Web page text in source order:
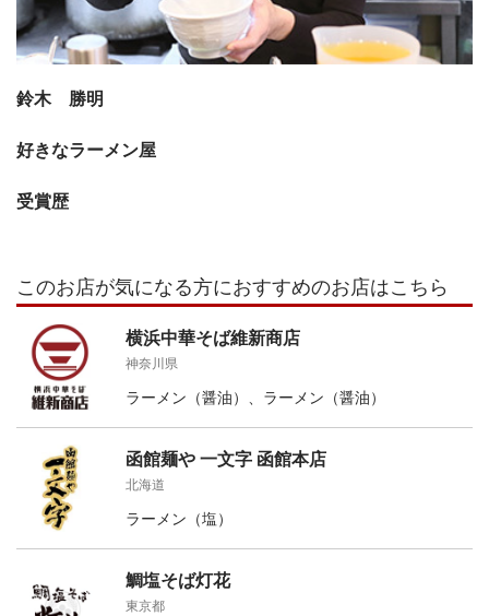
鈴木 勝明
好きなラーメン屋
受賞歴
このお店が気になる方におすすめのお店はこちら
横浜中華そば維新商店
神奈川県
ラーメン（醤油）、ラーメン（醤油）
函館麺や 一文字 函館本店
北海道
ラーメン（塩）
鯛塩そば灯花
東京都